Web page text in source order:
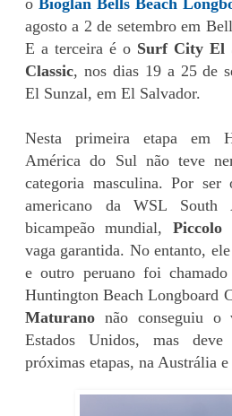
o Bioglan Bells Beach
agosto a 2 de setembro em
E a terceira é o Surf City El
Classic, nos dias 19 a 25 de
El Sunzal, em El Salvador.
Nesta primeira etapa em
América do Sul não teve
categoria masculina. Por ser
americano da WSL South
bicampeão mundial, Piccolo
vaga garantida. No entanto,
e outro peruano foi
Huntington Beach Longboard
Maturano não conseguiu o
Estados Unidos, mas
próximas etapas, na Austrália